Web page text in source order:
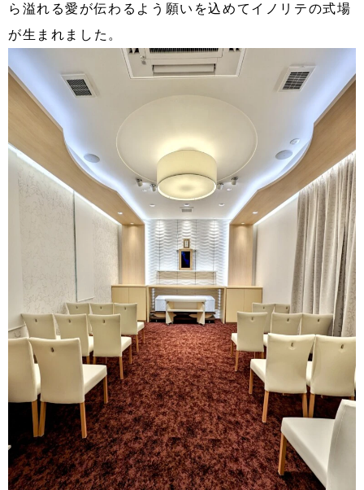
ら溢れる愛が伝わるよう願いを込めてイノリテの式場
が生まれました。